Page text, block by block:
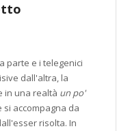
parte e i telegenici
dall'altra, la
in una realtà un po'
accompagna da
risolta. In